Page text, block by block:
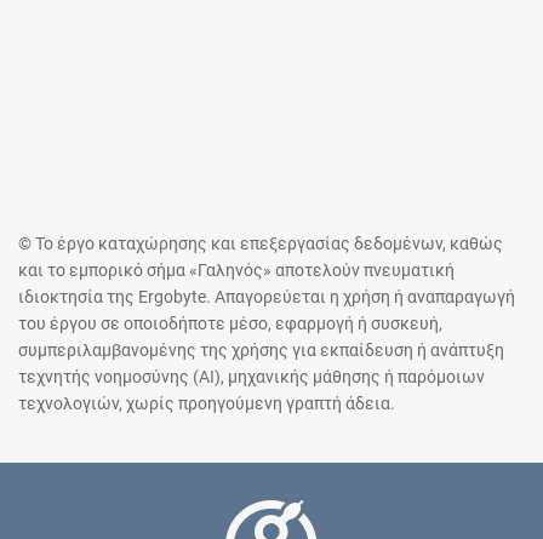
© Το έργο καταχώρησης και επεξεργασίας δεδομένων, καθώς
και το εμπορικό σήμα «Γαληνός» αποτελούν πνευματική
ιδιοκτησία της Ergobyte. Απαγορεύεται η χρήση ή αναπαραγωγή
του έργου σε οποιοδήποτε μέσο, εφαρμογή ή συσκευή,
συμπεριλαμβανομένης της χρήσης για εκπαίδευση ή ανάπτυξη
τεχνητής νοημοσύνης (AI), μηχανικής μάθησης ή παρόμοιων
τεχνολογιών, χωρίς προηγούμενη γραπτή άδεια.